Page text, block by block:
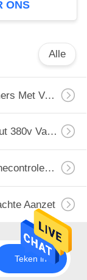
ONS
Alle
Omvormers Met Variabele Frequentie
De Output 380v Van De Omschakelaarsinput 220v
Het Zonnecontrolemechanisme Van De Waterpomp
Aanzet
Teken in